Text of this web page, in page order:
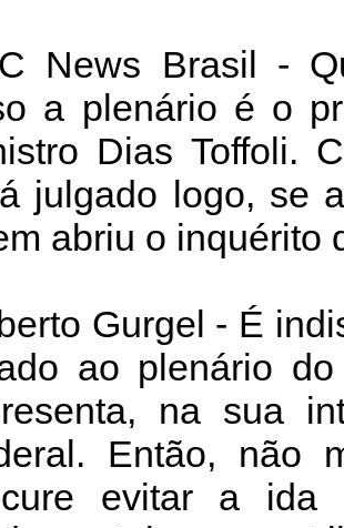
News Brasil -
a plenário é o
Dias Toffoli.
julgado logo, se
abriu o inquérito
Gurgel - É
ao plenário
na sua
Então, não
evitar a ida